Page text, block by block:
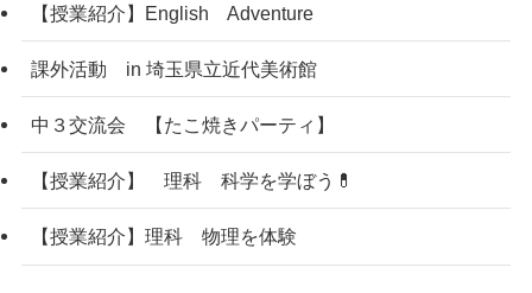
【授業紹介】English Adventure
課外活動 in 埼玉県立近代美術館
中３交流会 【たこ焼きパーティ】
【授業紹介】 理科 科学を学ぼう💊
【授業紹介】理科 物理を体験